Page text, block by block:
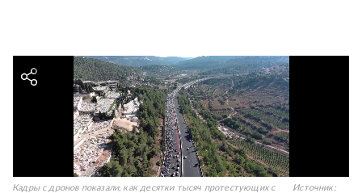
Кадры с дронов показали, как десятки тысяч протестующих с
Источник: